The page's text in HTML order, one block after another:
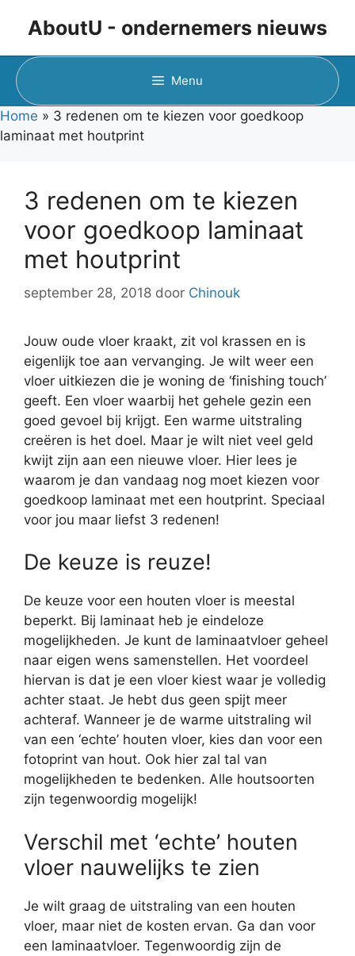
inhoud
AboutU - ondernemers nieuws
Menu
Home » 3 redenen om te kiezen voor goedkoop
laminaat met houtprint
3 redenen om te kiezen
voor goedkoop laminaat
met houtprint
september 28, 2018 door Chinouk
Jouw oude vloer kraakt, zit vol krassen en is
eigenlijk toe aan vervanging. Je wilt weer een
vloer uitkiezen die je woning de ‘finishing touch’
geeft. Een vloer waarbij het gehele gezin een
goed gevoel bij krijgt. Een warme uitstraling
creëren is het doel. Maar je wilt niet veel geld
kwijt zijn aan een nieuwe vloer. Hier lees je
waarom je dan vandaag nog moet kiezen voor
goedkoop laminaat met een houtprint. Speciaal
voor jou maar liefst 3 redenen!
De keuze is reuze!
De keuze voor een houten vloer is meestal
beperkt. Bij laminaat heb je eindeloze
mogelijkheden. Je kunt de laminaatvloer geheel
naar eigen wens samenstellen. Het voordeel
hiervan is dat je een vloer kiest waar je volledig
achter staat. Je hebt dus geen spijt meer
achteraf. Wanneer je de warme uitstraling wil
van een ‘echte’ houten vloer, kies dan voor een
fotoprint van hout. Ook hier zal tal van
mogelijkheden te bedenken. Alle houtsoorten
zijn tegenwoordig mogelijk!
Verschil met ‘echte’ houten
vloer nauwelijks te zien
Je wilt graag de uitstraling van een houten
vloer, maar niet de kosten ervan. Ga dan voor
een laminaatvloer. Tegenwoordig zijn de